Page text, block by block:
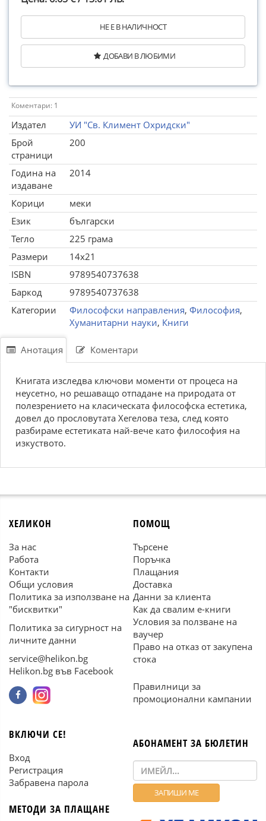
НЕ Е В НАЛИЧНОСТ
ДОБАВИ В ЛЮБИМИ
Коментари: 1
Издател
УИ "Св. Климент Охридски"
Брой
страници
200
Година на
издаване
2014
Корици
меки
Език
български
Тегло
225 грама
Размери
14x21
ISBN
9789540737638
Баркод
9789540737638
Категории
Философски направления, Философия,
Хуманитарни науки, Книги
Анотация Коментари
Книгата изследва ключови моменти от процеса на
неусетно, но решаващо отпадане на природата от
полезрението на класическата философска естетика,
довел до прословутата Хегелова теза, след която
разбираме естетиката най-вече като философия на
изкуството.
ХЕЛИКОН
За нас
Работа
Контакти
Общи условия
Политика за използване на
"бисквитки"
Политика за сигурност на
личните данни
service@helikon.bg
Helikon.bg във Facebook
ПОМОЩ
Търсене
Поръчка
Плащания
Доставка
Данни за клиента
Как да свалим е-книги
Условия за ползване на
ваучер
Право на отказ от закупена
стока
Правилници за
промоционални кампании
ВКЛЮЧИ СЕ!
Вход
Регистрация
Забравена парола
МЕТОДИ ЗА ПЛАЩАНЕ
АБОНАМЕНТ ЗА БЮЛЕТИН